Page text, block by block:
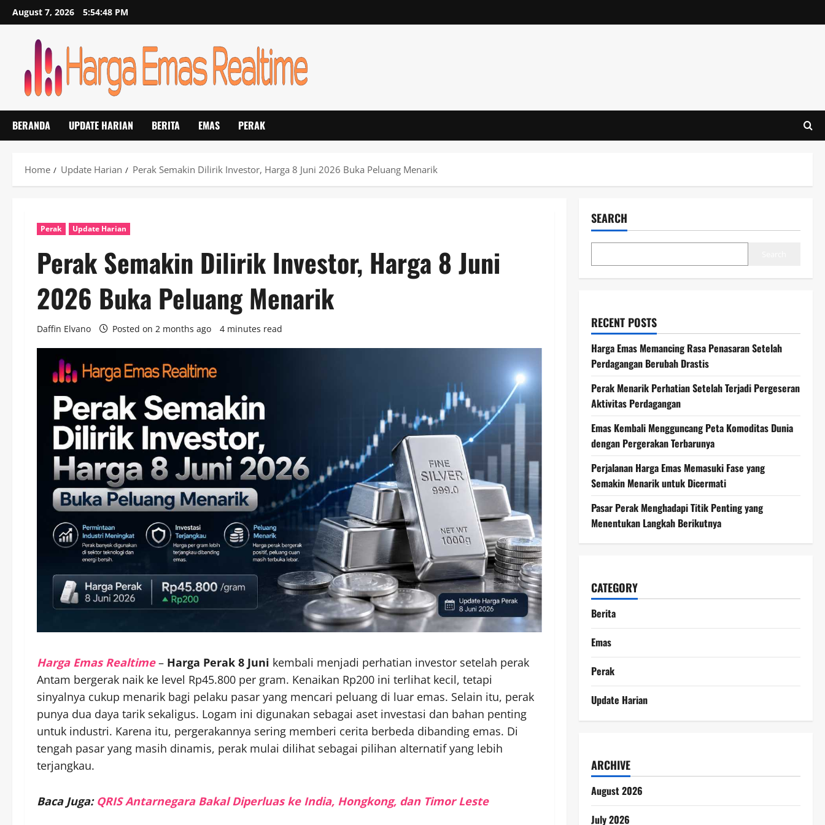
Skip
to
August 7, 2026 5:54:49 PM
BERANDA UPDATE HARIAN BERITA EMAS PERAK
Home Update Harian Perak Semakin Dilirik Investor, Harga 8 Juni 2026 Buka Peluang Menarik
Perak Update Harian
Perak Semakin Dilirik Investor, Harga 8 Juni
2026 Buka Peluang Menarik
Daffin Elvano Posted on 2 months ago 4 minutes read
Harga Emas Realtime– Harga Perak 8 Juni kembali menjadi perhatian investor setelah perak
Antam bergerak naik ke level Rp45.800 per gram. Kenaikan Rp200 ini terlihat kecil, tetapi
sinyalnya cukup menarik bagi pelaku pasar yang mencari peluang di luar emas. Selain itu, perak
punya dua daya tarik sekaligus. Logam ini digunakan sebagai aset investasi dan bahan penting
untuk industri. Karena itu, pergerakannya sering memberi cerita berbeda dibanding emas. Di
tengah pasar yang masih dinamis, perak mulai dilihat sebagai pilihan alternatif yang lebih
terjangkau.
Baca Juga: QRIS Antarnegara Bakal Diperluas ke India, Hongkong, dan Timor Leste
SEARCH
RECENT POSTS
Harga Emas Memancing Rasa Penasaran Setelah
Perdagangan Berubah Drastis
Perak Menarik Perhatian Setelah Terjadi Pergeseran
Aktivitas Perdagangan
Emas Kembali Mengguncang Peta Komoditas Dunia
dengan Pergerakan Terbarunya
Perjalanan Harga Emas Memasuki Fase yang
Semakin Menarik untuk Dicermati
Pasar Perak Menghadapi Titik Penting yang
Menentukan Langkah Berikutnya
CATEGORY
Berita
Emas
Perak
Update Harian
ARCHIVE
August 2026
July 2026